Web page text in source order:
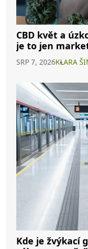
CBD květ a
je to jen
SRP 7, 2026KLARA
Kde je žvýkací